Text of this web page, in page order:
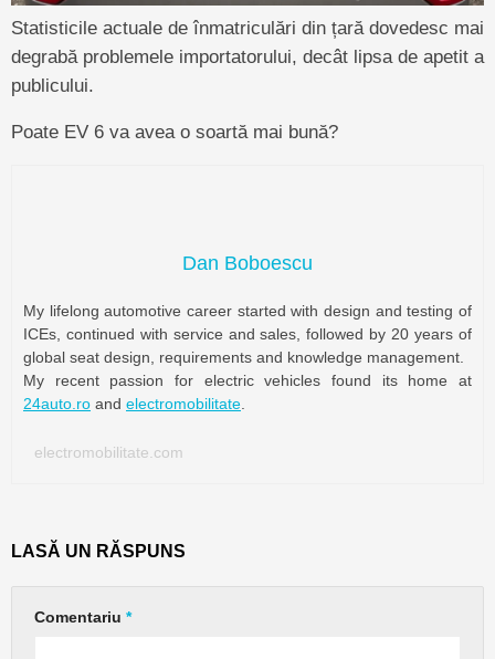
Statisticile actuale de înmatriculări din țară dovedesc mai
degrabă problemele importatorului, decât lipsa de apetit a
publicului.
Poate EV 6 va avea o soartă mai bună?
Dan Boboescu
My lifelong automotive career started with design and testing of
ICEs, continued with service and sales, followed by 20 years of
global seat design, requirements and knowledge management.
My recent passion for electric vehicles found its home at
24auto.ro and electromobilitate
electromobilitate.com
LASĂ UN RĂSPUNS
Comentariu *